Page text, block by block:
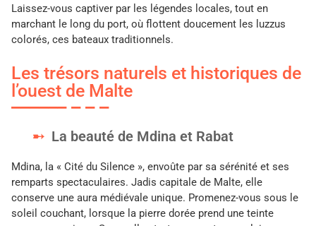
Laissez-vous captiver par les légendes locales, tout en
marchant le long du port, où flottent doucement les luzzus
colorés, ces bateaux traditionnels.
Les trésors naturels et historiques de
l’ouest de Malte
La beauté de Mdina et Rabat
Mdina, la « Cité du Silence », envoûte par sa sérénité et ses
remparts spectaculaires. Jadis capitale de Malte, elle
conserve une aura médiévale unique. Promenez-vous sous le
soleil couchant, lorsque la pierre dorée prend une teinte